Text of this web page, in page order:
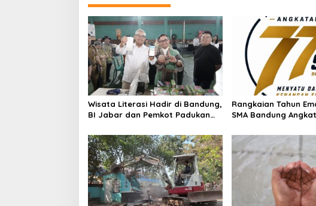
Wisata Literasi Hadir di Bandung,
BI Jabar dan Pemkot Padukan
Digital
Rangkaian Tahun
SMA Bandung
Ikuti Jalan Sehat